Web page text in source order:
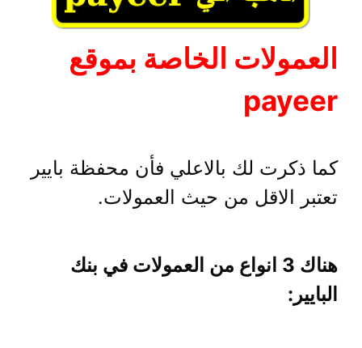
العمولات الخاصة بموقع
payeer
كما ذكرت لك بالاعلي فأن محفظة بايير
تعتبر الاقل من حيث العمولات.
هناك 3 انواع من العمولات في بنك
البايير: